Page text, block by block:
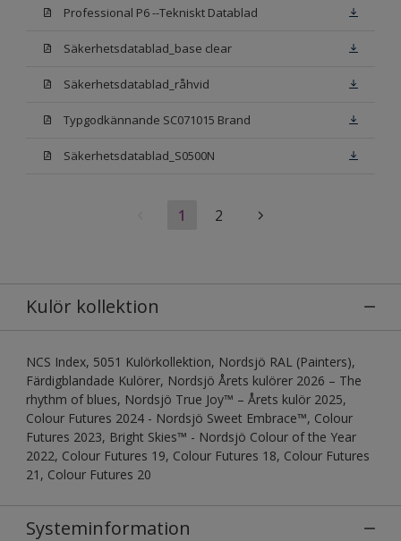
Professional P6 --Tekniskt Datablad
Säkerhetsdatablad_base clear
Säkerhetsdatablad_råhvid
Typgodkännande SC071015 Brand
Säkerhetsdatablad_S0500N
1 2
Kulör kollektion
NCS Index, 5051 Kulörkollektion, Nordsjö RAL (Painters),
Färdigblandade Kulörer, Nordsjö Årets kulörer 2026 – The
rhythm of blues, Nordsjö True Joy™ – Årets kulör 2025,
Colour Futures 2024 - Nordsjö Sweet Embrace™, Colour
Futures 2023, Bright Skies™ - Nordsjö Colour of the Year
2022, Colour Futures 19, Colour Futures 18, Colour Futures
21, Colour Futures 20
Systeminformation